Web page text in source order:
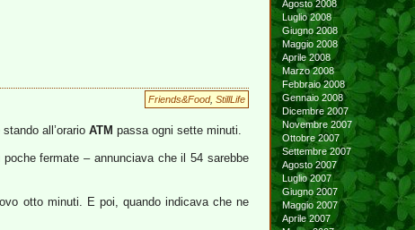
Friends&Food, StillLife
all’orario ATM passa ogni sette minuti.
fermate – annunciava che il 54 sarebbe
otto minuti. E poi, quando indicava che ne
Agosto 2008
Luglio 2008
Giugno 2008
Maggio 2008
Aprile 2008
Marzo 2008
Febbraio 2008
Gennaio 2008
Dicembre 2007
Novembre 2007
Ottobre 2007
Settembre 2007
Agosto 2007
Luglio 2007
Giugno 2007
Maggio 2007
Aprile 2007